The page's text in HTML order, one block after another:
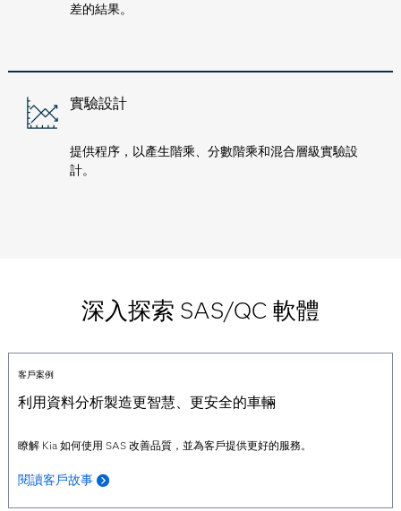
差的結果。
實驗設計
提供程序，以產生階乘、分數階乘和混合層級實驗設
計。
深入探索 SAS/QC 軟體
客戶案例
利用資料分析製造更智慧、更安全的車輛
瞭解 Kia 如何使用 SAS 改善品質，並為客戶提供更好的服務。
閱讀客戶故事